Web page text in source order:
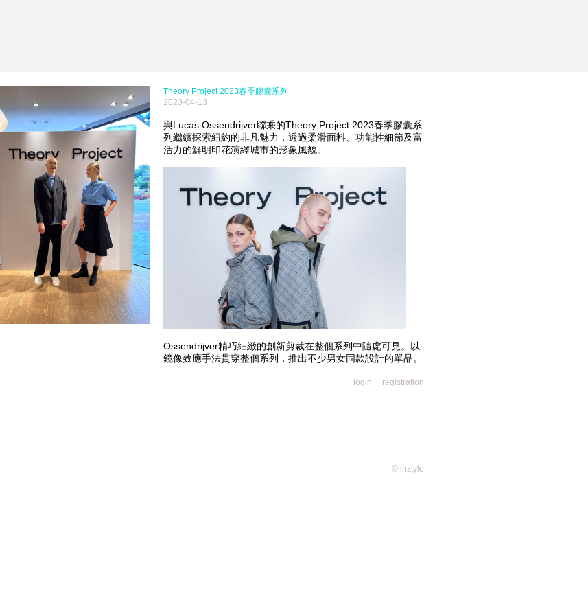
Theory Project 2023春季膠囊系列
2023-04-13
與Lucas Ossendrijver聯乘的Theory Project 2023春季膠囊系
列繼續探索紐約的非凡魅力，透過柔滑面料、功能性細節及富
活力的鮮明印花演繹城市的形象風貌。
Ossendrijver精巧細緻的創新剪裁在整個系列中隨處可見。以
鏡像效應手法貫穿整個系列，推出不少男女同款設計的單品。
以藍色、紫羅蘭色和寶石紅色點綴膠囊系列中的柔和灰、琥珀
login registration
© inztyle